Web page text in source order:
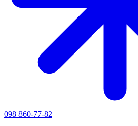
098 860-77-82